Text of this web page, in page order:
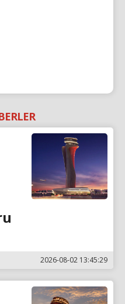
2026-08-02 13:45:29